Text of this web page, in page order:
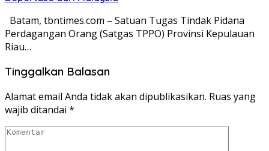
Batam, tbntimes.com – Satuan Tugas Tindak Pidana
Perdagangan Orang (Satgas TPPO) Provinsi Kepulauan
Riau…
Tinggalkan Balasan
Alamat email Anda tidak akan dipublikasikan. Ruas yang
wajib ditandai *